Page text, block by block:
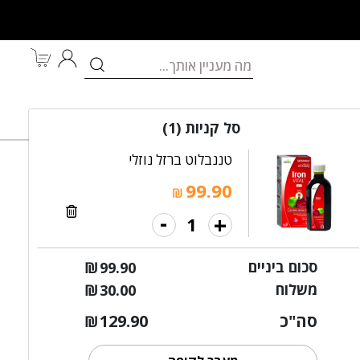
מותגים במבצע
סל קניות(1)
טננבלוט ברזל נוזלי
₪ 99.90
+
-
סכום ביניים ₪99.90
משלוח
₪30.00
סה"כ ₪129.90
למניעת סימני מתיחה